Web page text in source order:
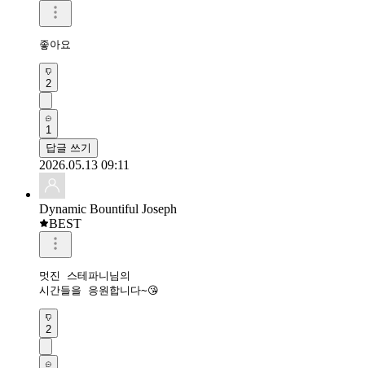
좋아요
2
1
답글 쓰기
2026.05.13 09:11
Dynamic Bountiful Joseph
BEST
멋진 스테파니님의
시간들을 응원합니다~😘
2